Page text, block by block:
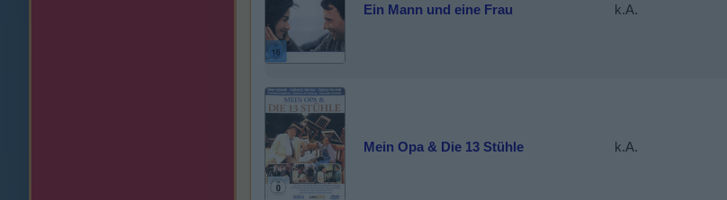
Ein Mann und eine Frau k.A.
Mein Opa & Die 13 Stühle k.A.